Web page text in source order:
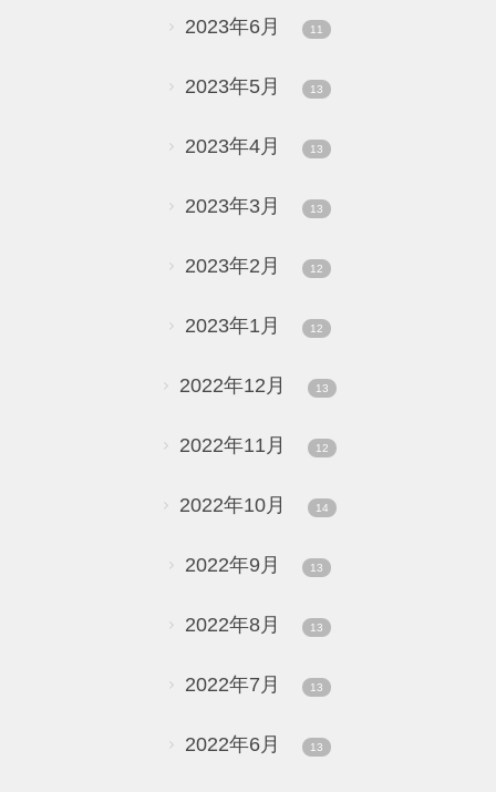
2023年6月 11
2023年5月 13
2023年4月 13
2023年3月 13
2023年2月 12
2023年1月 12
2022年12月 13
2022年11月 12
2022年10月 14
2022年9月 13
2022年8月 13
2022年7月 13
2022年6月 13